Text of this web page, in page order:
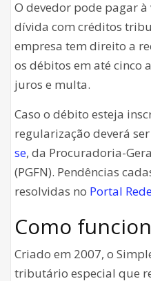
O devedor pode pagar
dívida com créditos
empresa tem direito a
os débitos em até cinco
juros e multa.
Caso o débito esteja
regularização deverá
se, da Procuradoria-
(PGFN). Pendências
resolvidas no Portal
Como
Criado em 2007, o
tributário especial que